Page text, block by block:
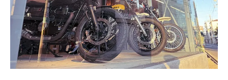
バイクの個性を引き出すための工夫
大阪府で細部にこだわるバイクメンテナンスを
提供する場所
高精度を誇るメンテナンスショップの特徴